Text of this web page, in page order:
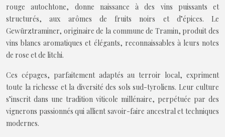
rouge autochtone, donne naissance à des vins puissants et
structurés, aux arômes de fruits noirs et d’épices. Le
Gewürztraminer, originaire de la commune de Tramin, produit des
vins blancs aromatiques et élégants, reconnaissables à leurs notes
de rose et de litchi.
Ces cépages, parfaitement adaptés au terroir local, expriment
toute la richesse et la diversité des sols sud-tyroliens. Leur culture
s’inscrit dans une tradition viticole millénaire, perpétuée par des
vignerons passionnés qui allient savoir-faire ancestral et techniques
modernes.